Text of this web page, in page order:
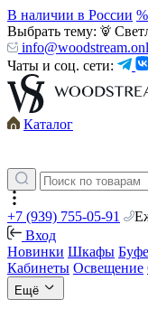
В наличии в России
Выбрать тему:
Чаты и соц. сети:
Каталог
+7 (939) 755-05-91
Вход
Новинки Шкафы
Кабинеты Освещение
Ещё